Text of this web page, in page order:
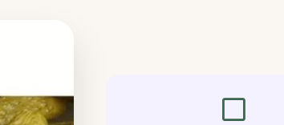
crop_square